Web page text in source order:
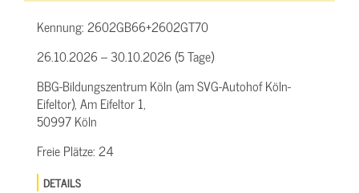
Kennung:2602GB66+2602GT70
26.10.2026 – 30.10.2026 (5 Tage)
BBG-Bildungszentrum Köln (am SVG-Autohof Köln-
Eifeltor), Am Eifeltor 1,
50997 Köln
Freie Plätze:24
DETAILS